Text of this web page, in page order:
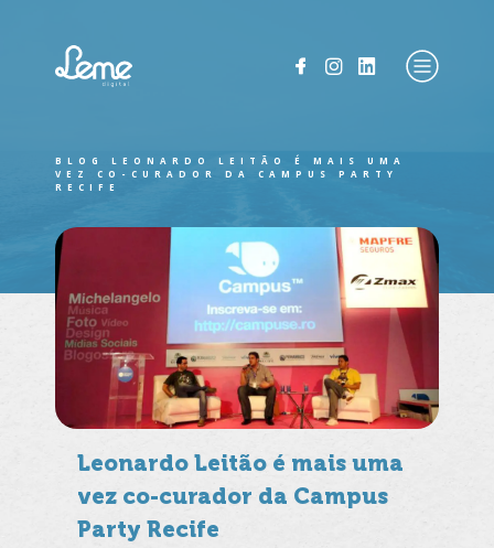
BLOG
LEONARDO LEITÃO É MAIS UMA
VEZ CO-CURADOR DA CAMPUS PARTY
RECIFE
Leonardo Leitão é mais uma
vez co-curador da Campus
Party Recife